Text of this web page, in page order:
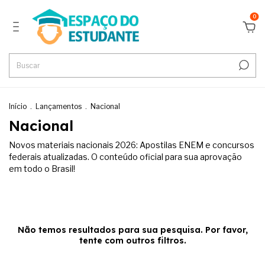
0
Início . Lançamentos . Nacional
Nacional
Novos materiais nacionais 2026: Apostilas ENEM e concursos
federais atualizadas. O conteúdo oficial para sua aprovação
em todo o Brasil!
Não temos resultados para sua pesquisa. Por favor,
tente com outros filtros.